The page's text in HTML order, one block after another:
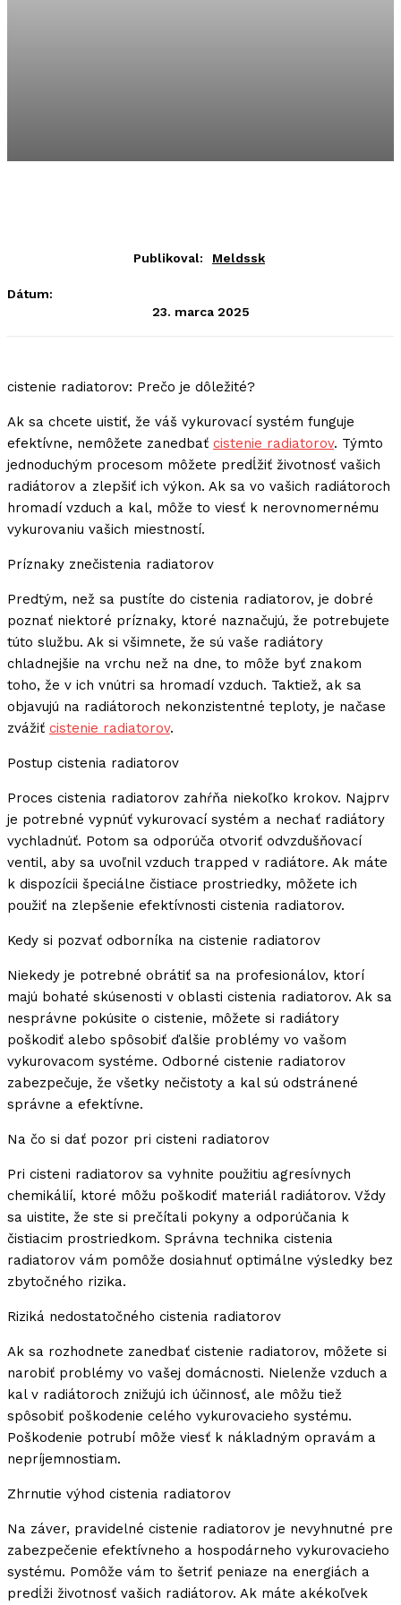
Publikoval: Meldssk
Dátum:
23. marca 2025
cistenie radiatorov: Prečo je dôležité?
Ak sa chcete uistiť, že váš vykurovací systém funguje
efektívne, nemôžete zanedbať cistenie radiatorov. Týmto
jednoduchým procesom môžete predĺžiť životnosť vašich
radiátorov a zlepšiť ich výkon. Ak sa vo vašich radiátoroch
hromadí vzduch a kal, môže to viesť k nerovnomernému
vykurovaniu vašich miestností.
Príznaky znečistenia radiatorov
Predtým, než sa pustíte do cistenia radiatorov, je dobré
poznať niektoré príznaky, ktoré naznačujú, že potrebujete
túto službu. Ak si všimnete, že sú vaše radiátory
chladnejšie na vrchu než na dne, to môže byť znakom
toho, že v ich vnútri sa hromadí vzduch. Taktiež, ak sa
objavujú na radiátoroch nekonzistentné teploty, je načase
zvážiť cistenie radiatorov.
Postup cistenia radiatorov
Proces cistenia radiatorov zahŕňa niekoľko krokov. Najprv
je potrebné vypnúť vykurovací systém a nechať radiátory
vychladnúť. Potom sa odporúča otvoriť odvzdušňovací
ventil, aby sa uvoľnil vzduch trapped v radiátore. Ak máte
k dispozícii špeciálne čistiace prostriedky, môžete ich
použiť na zlepšenie efektívnosti cistenia radiatorov.
Kedy si pozvať odborníka na cistenie radiatorov
Niekedy je potrebné obrátiť sa na profesionálov, ktorí
majú bohaté skúsenosti v oblasti cistenia radiatorov. Ak sa
nesprávne pokúsite o cistenie, môžete si radiátory
poškodiť alebo spôsobiť ďalšie problémy vo vašom
vykurovacom systéme. Odborné cistenie radiatorov
zabezpečuje, že všetky nečistoty a kal sú odstránené
správne a efektívne.
Na čo si dať pozor pri cisteni radiatorov
Pri cisteni radiatorov sa vyhnite použitiu agresívnych
chemikálií, ktoré môžu poškodiť materiál radiátorov. Vždy
sa uistite, že ste si prečítali pokyny a odporúčania k
čistiacim prostriedkom. Správna technika cistenia
radiatorov vám pomôže dosiahnuť optimálne výsledky bez
zbytočného rizika.
Riziká nedostatočného cistenia radiatorov
Ak sa rozhodnete zanedbať cistenie radiatorov, môžete si
narobiť problémy vo vašej domácnosti. Nielenže vzduch a
kal v radiátoroch znižujú ich účinnosť, ale môžu tiež
spôsobiť poškodenie celého vykurovacieho systému.
Poškodenie potrubí môže viesť k nákladným opravám a
nepríjemnostiam.
Zhrnutie výhod cistenia radiatorov
Na záver, pravidelné cistenie radiatorov je nevyhnutné pre
zabezpečenie efektívneho a hospodárneho vykurovacieho
systému. Pomôže vám to šetriť peniaze na energiách a
predĺži životnosť vašich radiátorov. Ak máte akékoľvek